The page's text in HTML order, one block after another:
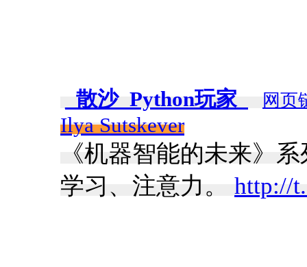
_散沙_Python玩家_ 网页
Ilya Sutskever
《机器智能的未来》
学习、注意力。 http://